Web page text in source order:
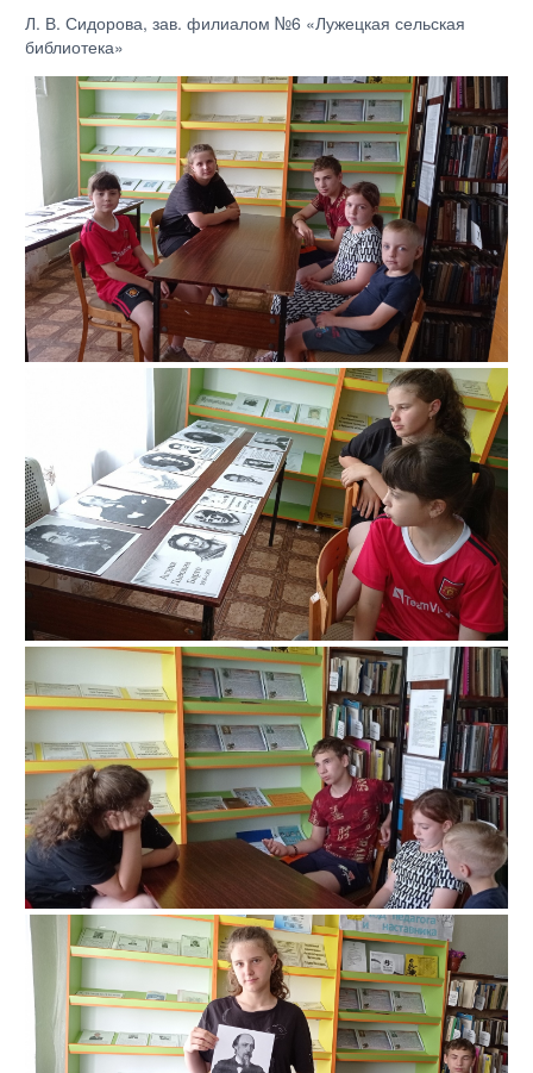
Л. В. Сидорова, зав. филиалом №6 «Лужецкая сельская
библиотека»